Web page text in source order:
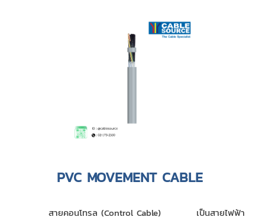
PVC MOVEMENT CABLE
สายคอนโทรล (Control Cable) เป็นสายไฟฟ้า